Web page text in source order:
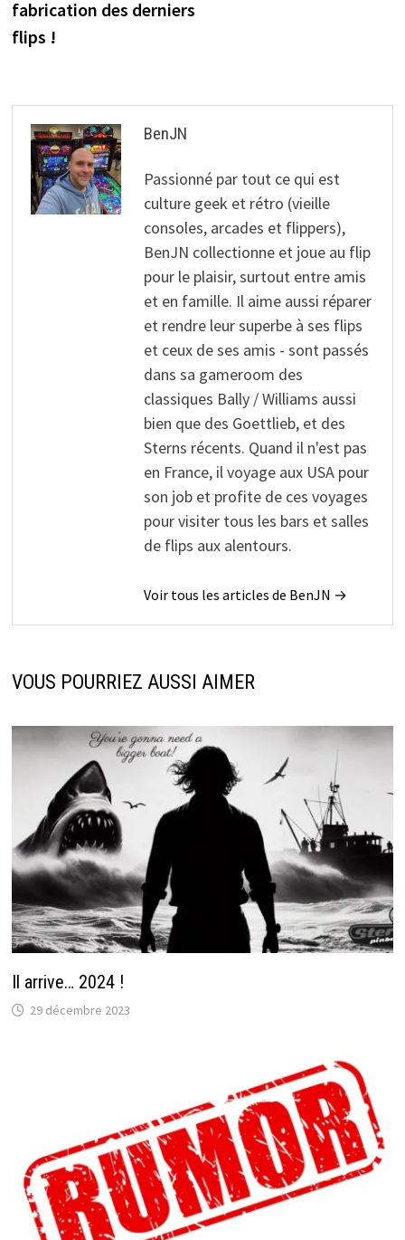
fabrication des derniers
flips !
BenJN
Passionné par tout ce qui est
culture geek et rétro (vieille
consoles, arcades et flippers),
BenJN collectionne et joue au flip
pour le plaisir, surtout entre amis
et en famille. Il aime aussi réparer
et rendre leur superbe à ses flips
et ceux de ses amis - sont passés
dans sa gameroom des
classiques Bally / Williams aussi
bien que des Goettlieb, et des
Sterns récents. Quand il n'est pas
en France, il voyage aux USA pour
son job et profite de ces voyages
pour visiter tous les bars et salles
de flips aux alentours.
Voir tous les articles de BenJN →
VOUS POURRIEZ AUSSI AIMER
Il arrive… 2024 !
29 décembre 2023